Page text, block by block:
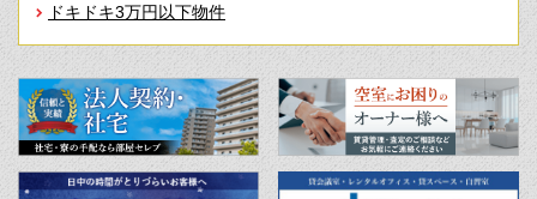
ドキドキ3万円以下物件